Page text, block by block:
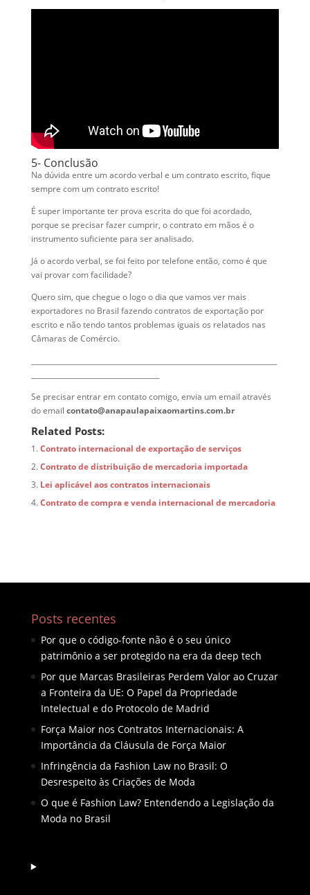
5- Conclusão
Na dúvida entre um acordo verbal e um contrato escrito, fique
sempre com um contrato escrito!
É super importante ter prova escrita do que foi acordado,
porque se precisar fazer cumprir, o contrato em mãos é o
instrumento suficiente para ser analisado.
Já o acordo verbal, se foi feito por telefone então, como é que
vai provar com facilidade?
Quero sim, que chegue o logo o dia que vamos ver mais
exportadores no Brasil fazendo contratos de exportação por
escrito e não tendo tantos problemas iguais os relatados nas
Câmaras de Comércio.
Se precisar entrar em contato comigo, envia um email através
do email contato@anapaulapaixaomartins.com.br
Related Posts:
Contrato internacional de exportação de serviços
Contrato de distribuição de mercadoria importada
Lei aplicável aos contratos internacionais
Contrato de compra e venda internacional de mercadoria
Posts recentes
Por que o código-fonte não é o seu único
patrimônio a ser protegido na era da deep tech
Por que Marcas Brasileiras Perdem Valor ao Cruzar
a Fronteira da UE: O Papel da Propriedade
Intelectual e do Protocolo de Madrid
Força Maior nos Contratos Internacionais: A
Importância da Cláusula de Força Maior
Infringência da Fashion Law no Brasil: O
Desrespeito às Criações de Moda
O que é Fashion Law? Entendendo a Legislação da
Moda no Brasil